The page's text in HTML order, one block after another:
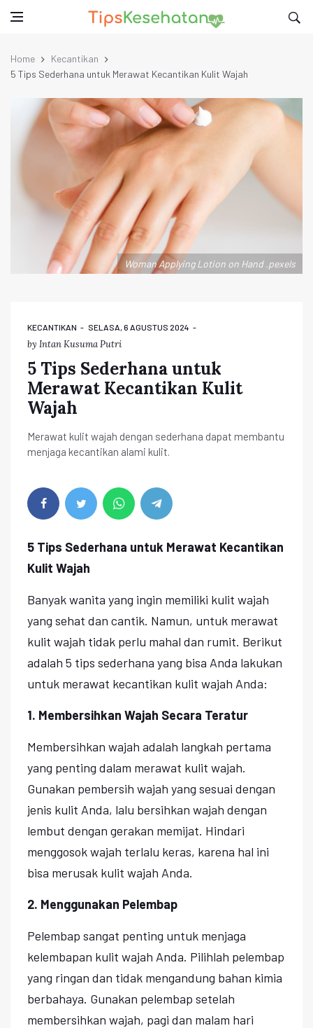
Home
Kecantikan
5 Tips Sederhana untuk Merawat Kecantikan Kulit Wajah
Woman Applying Lotion on Hand .pexels
KECANTIKAN SELASA, 6 AGUSTUS 2024
by Intan Kusuma Putri
5 Tips Sederhana untuk
Merawat Kecantikan Kulit
Wajah
Merawat kulit wajah dengan sederhana dapat membantu
menjaga kecantikan alami kulit.
5 Tips Sederhana untuk Merawat Kecantikan
Kulit Wajah
Banyak wanita yang ingin memiliki kulit wajah
yang sehat dan cantik. Namun, untuk merawat
kulit wajah tidak perlu mahal dan rumit. Berikut
adalah 5 tips sederhana yang bisa Anda lakukan
untuk merawat kecantikan kulit wajah Anda:
1. Membersihkan Wajah Secara Teratur
Membersihkan wajah adalah langkah pertama
yang penting dalam merawat kulit wajah.
Gunakan pembersih wajah yang sesuai dengan
jenis kulit Anda, lalu bersihkan wajah dengan
lembut dengan gerakan memijat. Hindari
menggosok wajah terlalu keras, karena hal ini
bisa merusak kulit wajah Anda.
2. Menggunakan Pelembap
Pelembap sangat penting untuk menjaga
kelembapan kulit wajah Anda. Pilihlah pelembap
yang ringan dan tidak mengandung bahan kimia
berbahaya. Gunakan pelembap setelah
membersihkan wajah, pagi dan malam hari